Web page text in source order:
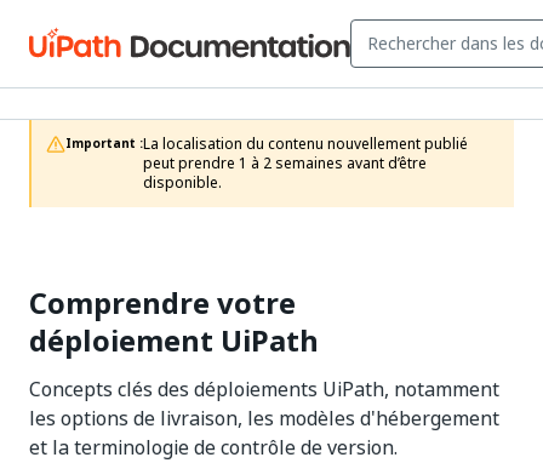
Important :La localisation du contenu nouvellement publié
peut prendre 1 à 2 semaines avant d’être
disponible.
Comprendre votre
déploiement UiPath
Concepts clés des déploiements UiPath, notamment
les options de livraison, les modèles d'hébergement
et la terminologie de contrôle de version.